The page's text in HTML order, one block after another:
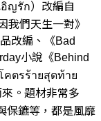
อิญรัก）改編自
我們天生一對》
改編、《Bad
小說《Behind
คตรร้ายสุดท้าย
。題材非常多
保鑣等，都是風靡